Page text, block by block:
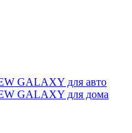
GALAXY для авто
GALAXY для дома